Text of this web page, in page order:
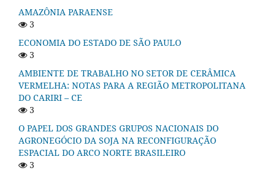
AMAZÔNIA PARAENSE
3
ECONOMIA DO ESTADO DE SÃO PAULO
3
AMBIENTE DE TRABALHO NO SETOR DE CERÂMICA
VERMELHA: NOTAS PARA A REGIÃO METROPOLITANA
DO CARIRI – CE
3
O PAPEL DOS GRANDES GRUPOS NACIONAIS DO
AGRONEGÓCIO DA SOJA NA RECONFIGURAÇÃO
ESPACIAL DO ARCO NORTE BRASILEIRO
3